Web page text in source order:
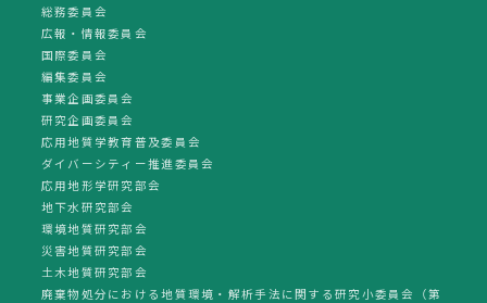
総務委員会
広報・情報委員会
国際委員会
編集委員会
事業企画委員会
研究企画委員会
応用地質学教育普及委員会
ダイバーシティー推進委員会
応用地形学研究部会
地下水研究部会
環境地質研究部会
災害地質研究部会
土木地質研究部会
廃棄物処分における地質環境・解析手法に関する研究小委員会（第